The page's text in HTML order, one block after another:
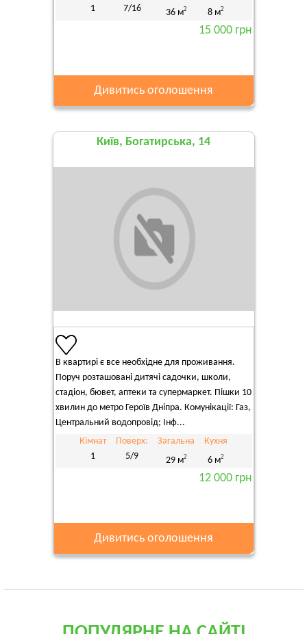
1 7/16 36 м2 8 м2
15 000 грн
Дивитись оголошення
Київ, Богатирська, 14
В квартирі є все необхідне для проживання.
Поруч розташовані дитячі садочки, школи,
стадіон, бювет, аптеки та супермаркет. Пішки 10
хвилин до метро Героїв Дніпра. Комунікації: Газ,
Центральний водопровід; Інф...
Кімнат
1
Поверх:
5/9
Загальна
29 м2
Кухня
6 м2
12 000 грн
Дивитись оголошення